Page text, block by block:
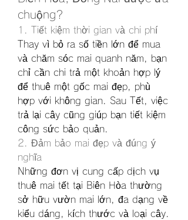
chuộng?
1. Tiết kiệm thời gian và chi phí
Thay vì bỏ ra số tiền lớn để mua
và chăm sóc mai quanh năm, bạn
chỉ cần chi trả một khoản hợp lý
để thuê một gốc mai đẹp, phù
hợp với không gian. Sau Tết, việc
trả lại cây cũng giúp bạn tiết kiệm
công sức bảo quản.
2. Đảm bảo mai đẹp và đúng ý
nghĩa
Những đơn vị cung cấp dịch vụ
thuê mai tết tại Biên Hòa thường
sở hữu vườn mai lớn, đa dạng về
kiểu dáng, kích thước và loại cây.